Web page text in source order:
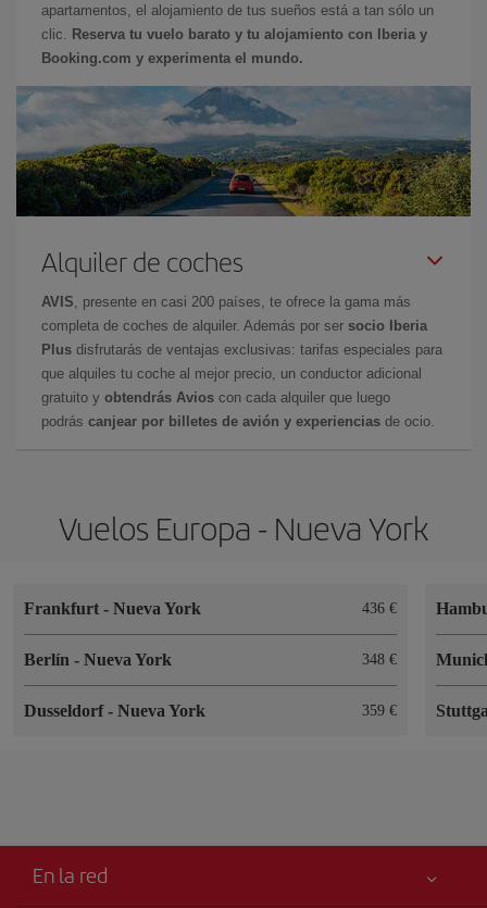
apartamentos, el alojamiento de tus sueños está a tan sólo un
clic.
Reserva tu vuelo barato y tu alojamiento con Iberia y
Booking.com y experimenta el mundo.
Alquiler de coches
AVIS , presente en casi 200 países, te ofrece la gama más
completa de coches de alquiler. Además por ser socio Iberia
Plus disfrutarás de ventajas exclusivas: tarifas especiales para
que alquiles tu coche al mejor precio, un conductor adicional
gratuito y obtendrás Avios con cada alquiler que luego
podrás canjear por billetes de avión y experiencias de ocio.
Vuelos Europa - Nueva York
Frankfurt - Nueva York 436 €
Berlín - Nueva York 348 €
Dusseldorf- Nueva York 359 €
En la red